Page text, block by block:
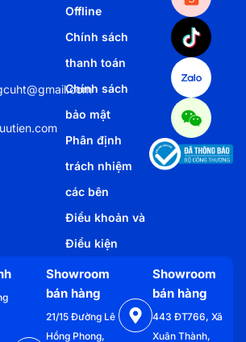
Offline
Chính sách
thanh toán
Chính sách
bảo mật
Phân định
trách nhiệm
các bên
Điều khoản và
Điều kiện
Showroom
bán hàng
21/15 Đường Lê
Hồng Phong,
Showroom
bán hàng
443 ĐT766, Xã
Xuân Thành,